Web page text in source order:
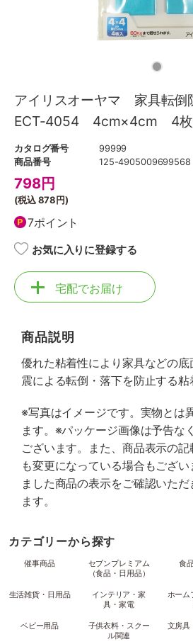
アイリスオーヤマ 家具転倒
ECT-4054 4cm×4cm 4枚
カタログ番号
99999
商品番号
125-4905009699568
798円
(税込878円)
7ポイント
お気に入りに登録する
宅配でお届け
商品説明
優れた粘着性により家具などの
震による転倒・落下を防止する粘
※写真はイメージです。実物とは
ます。※パッケージ画像は予告な
ございます。また、商品表示の
も変更になっている場合もござ
ました商品の表示をご確認いた
ます。
カテゴリーから探す
催事商品
セブンプレミアム
（食品・日用品）
食
生活雑貨・日用品
インテリア・家
具・家電
ホーム
ベビー用品
子供衣料・スクー
ル関連
文房具